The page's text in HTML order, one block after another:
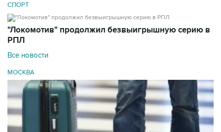
СПОРТ
"Локомотив" продолжил безвыигрышную серию в
РПЛ
Все новости
МОСКВА